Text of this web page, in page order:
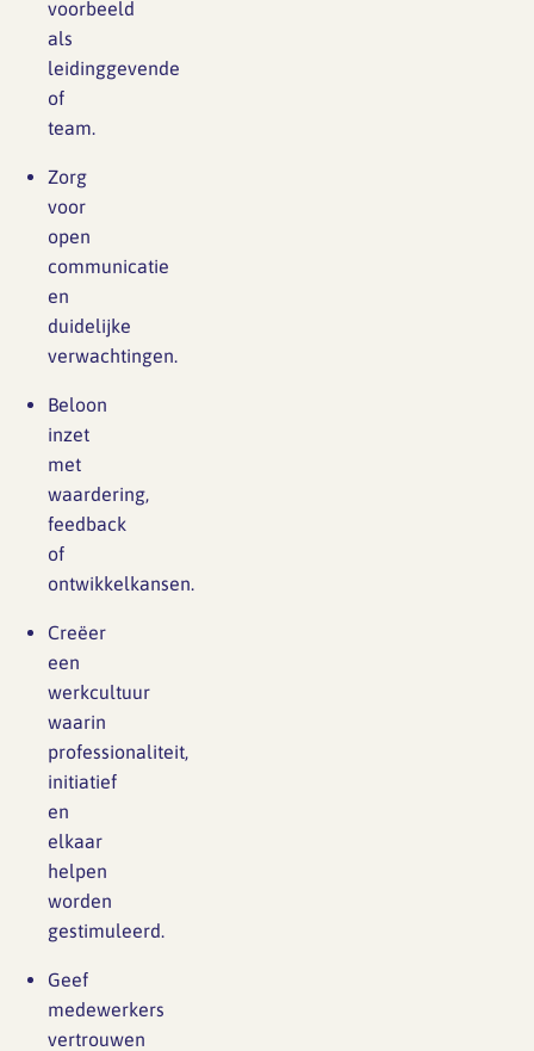
voorbeeld
als
leidinggevende
of
team.
Zorg
voor
open
communicatie
en
duidelijke
verwachtingen.
Beloon
inzet
met
waardering,
feedback
of
ontwikkelkansen.
Creëer
een
werkcultuur
waarin
professionaliteit,
initiatief
en
elkaar
helpen
worden
gestimuleerd.
Geef
medewerkers
vertrouwen